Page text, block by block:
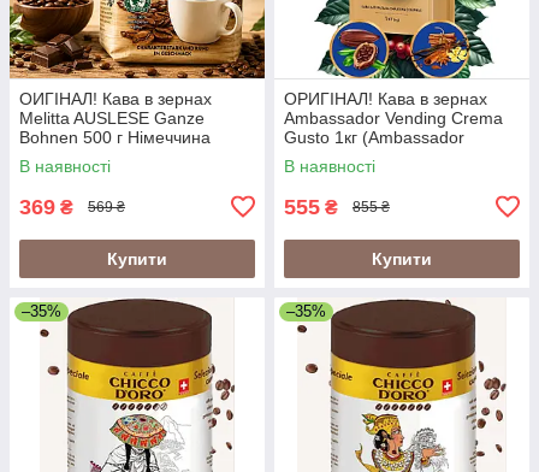
ОИГІНАЛ! Кава в зернах
Melitta AUSLESE Ganze
Bohnen 500 г Німеччина
В наявності
369 ₴ 569 ₴
Купити
ОРИГІНАЛ! Кава в зернах
Ambassador Vending Crema
Gusto 1кг (Ambassador
Crema Gusto Vending)
В наявності
555 ₴ 855 ₴
Купити
–35% –35%